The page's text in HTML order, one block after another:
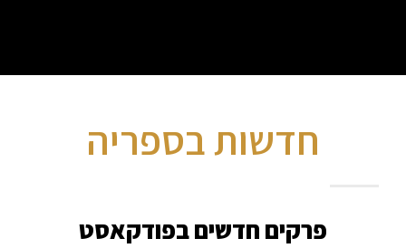
חדשות בספריה
פרקים חדשים בפודקאסט